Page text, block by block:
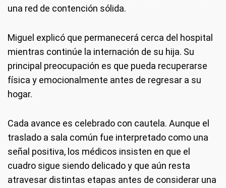
una red de contención sólida.
Miguel explicó que permanecerá cerca del hospital
mientras continúe la internación de su hija. Su
principal preocupación es que pueda recuperarse
física y emocionalmente antes de regresar a su
hogar.
Cada avance es celebrado con cautela. Aunque el
traslado a sala común fue interpretado como una
señal positiva, los médicos insisten en que el
cuadro sigue siendo delicado y que aún resta
atravesar distintas etapas antes de considerar una